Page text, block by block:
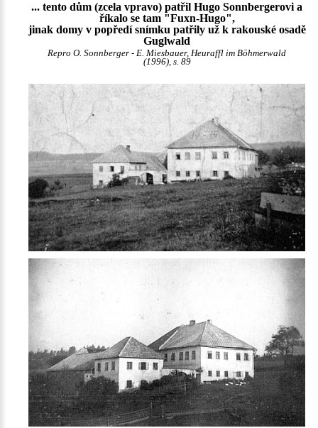
... tento dům (zcela vpravo) patřil Hugo Sonnbergerovi a
říkalo se tam "Fuxn-Hugo",
jinak domy v popředí snímku patřily už k rakouské osadě
Guglwald
Repro O. Sonnberger - E. Miesbauer, Heuraffl im Böhmerwald
(1996), s. 89